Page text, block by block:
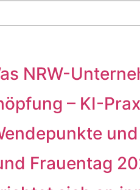
NRW-
– KI-
Frauentag